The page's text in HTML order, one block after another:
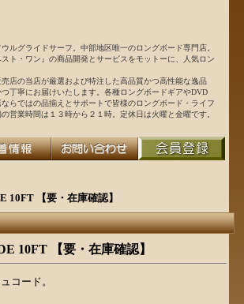
ルグライドサーフ。中部地区唯一のロングボード専門店。
スト・ワン』の商品開発とサービスをモットーに、人気ロン
店の当店が厳選および特注した高品質かつ高性能な逸品
丁寧にお届けいたします。各種ロングボードギアやDVD
らではの品揃えとサポートで皆様のロングボード・ライフ
営業時間は１３時から２１時。定休日は火曜と金曜です。
10FT 【要・在庫確認】
10FT 【要・在庫確認】
コード。